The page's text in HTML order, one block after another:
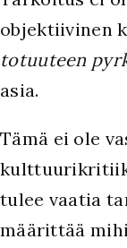
objektiivinen
totuuteen
asia.
Tämä ei ole
tulee vaatia
määrittää